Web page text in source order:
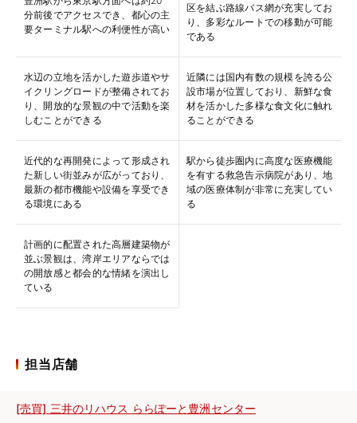
分前後でアクセスでき、都心の主
要ターミナル駅への利便性が高い
区を結ぶ路線バス網が充実してお
り、多彩なルートでの移動が可能
である
水辺の立地を活かした遊歩道やサ
イクリングロードが整備されてお
り、開放的な景観の中で活動を楽
しむことができる
近隣には国内有数の規模を誇る公
設市場が位置しており、新鮮な食
材を活かした多様な食文化に触れ
ることができる
近代的な再開発によって形成され
た新しい街並みが広がっており、
最新の都市機能や設備を享受でき
る環境にある
駅から徒歩圏内に高度な医療機能
を有する救急告示病院があり、地
域の医療体制が非常に充実してい
る
計画的に配置された高層建築物が
並ぶ景観は、湾岸エリアならでは
の開放感と都会的な情緒を演出し
ている
担当店舗
[売買] 三井のリハウス ららぽーと豊洲センター